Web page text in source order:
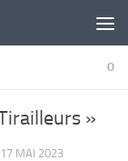
0
»
17 MAI 2023